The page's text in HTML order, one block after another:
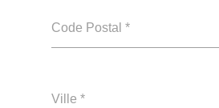
Code Postal *
Ville *